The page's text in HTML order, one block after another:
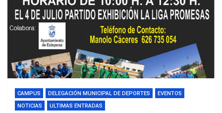
CAMPUS DELEGACIÓN MUNICIPAL DE DEPORTES
EVENTOS
NOTICIAS
ULTIMAS ENTRADAS